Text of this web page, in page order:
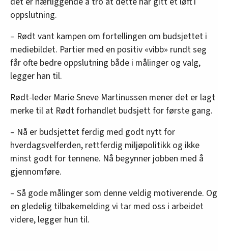
oppslutning.
– Rødt vant kampen om fortellingen om budsjettet i
mediebildet. Partier med en positiv «vibb» rundt seg
får ofte bedre oppslutning både i målinger og valg,
legger han til.
Rødt-leder Marie Sneve Martinussen mener det er lagt
merke til at Rødt forhandlet budsjett for første gang.
– Nå er budsjettet ferdig med godt nytt for
hverdagsvelferden, rettferdig miljøpolitikk og ikke
minst godt for tennene. Nå begynner jobben med å
gjennomføre.
– Så gode målinger som denne veldig motiverende. Og
en gledelig tilbakemelding vi tar med oss i arbeidet
videre, legger hun til.